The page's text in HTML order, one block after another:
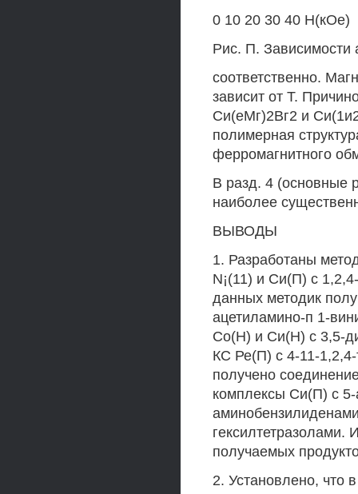
0 10 20 30 40 Н(кОе)
Рис. П.
соответственно.
зависит от Т.
Си(еМг)2Вг2 и
полимерная
ферромагнитного
В разд. 4 (основные
наиболее
ВЫВОДЫ
1. Разработаны
N¡(11) и Си(П) с
данных методик
ацетиламино-п 1-
Со(Н) и Си(Н) с 3,5-
КС Ре(П) с 4-11-
получено
комплексы Си(П) с
гексилтетразолами.
получаемых
2. Установлено, что